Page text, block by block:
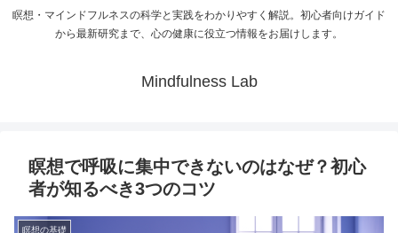
瞑想・マインドフルネスの科学と実践をわかりやすく解説。初心者向けガイド
から最新研究まで、心の健康に役立つ情報をお届けします。
Mindfulness Lab
瞑想で呼吸に集中できないのはなぜ？初心
者が知るべき3つのコツ
瞑想の基礎